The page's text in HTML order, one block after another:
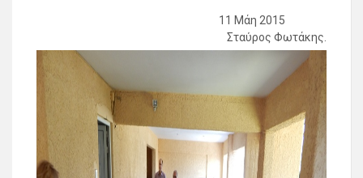
11 Μάη 2015
Σταύρος Φωτάκης.